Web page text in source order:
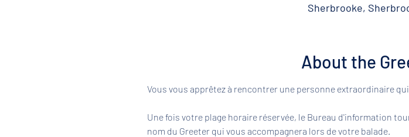
Sherbrooke,
About the
Vous vous apprêtez à rencontrer une personne extraordinaire
Une fois votre plage horaire réservée, le Bureau d'information
nom du Greeter qui vous accompagnera lors de votre balade.